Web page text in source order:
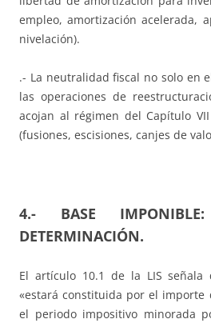
empleo, amortización acelerada,
nivelación).
.- La neutralidad fiscal no solo en
las operaciones de
acojan al régimen del Capítulo
(fusiones, escisiones, canjes de
4.- BASE
DETERMINACIÓN.
El artículo 10.1 de la LIS
«estará constituida por el
el periodo impositivo minorada